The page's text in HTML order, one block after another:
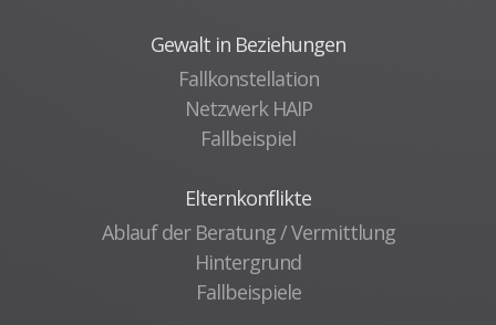
Gewalt in Beziehungen
Fallkonstellation
Netzwerk HAIP
Fallbeispiel
Elternkonflikte
Ablauf der Beratung / Vermittlung
Hintergrund
Fallbeispiele